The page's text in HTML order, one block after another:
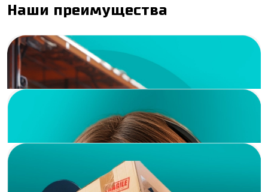
Наши преимущества